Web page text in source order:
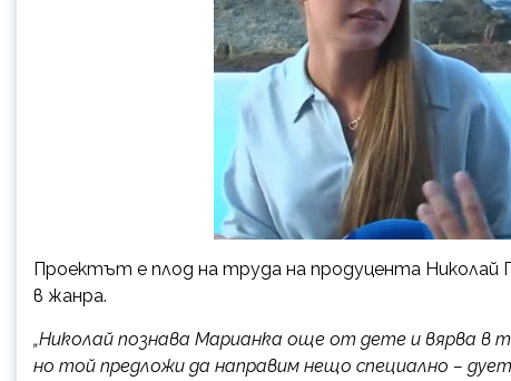
Проектът е плод на труда на продуцента
в жанра.
„Николай познава Марианка още от дете и вярва в
но той предложи да направим нещо специално –